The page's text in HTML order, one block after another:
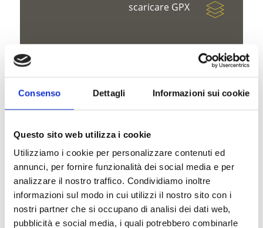
Consenso Dettagli Informazioni sui cookie
Questo sito web utilizza i cookie
Utilizziamo i cookie per personalizzare contenuti ed
annunci, per fornire funzionalità dei social media e per
analizzare il nostro traffico. Condividiamo inoltre
informazioni sul modo in cui utilizzi il nostro sito con i
nostri partner che si occupano di analisi dei dati web,
pubblicità e social media, i quali potrebbero combinarle
scaricare GPX
V
Chiesa di San Marco, Lasa
Marmorstraße
39023 Laas